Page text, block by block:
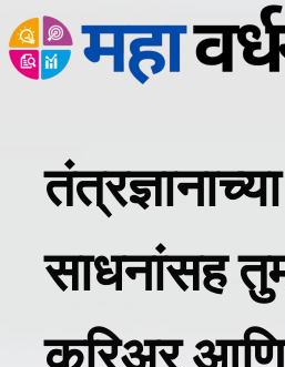
Skip
to
साधनांसह